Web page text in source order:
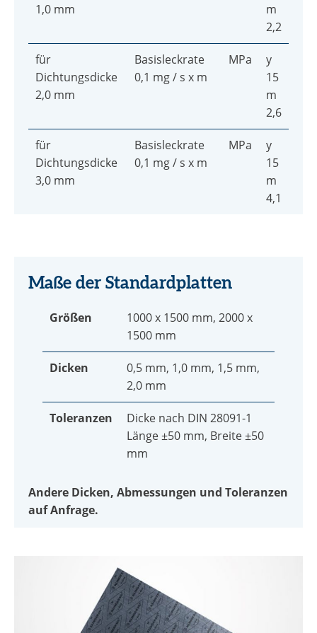
1,0 mm
m
2,2
für
Dichtungsdicke
2,0 mm
Basisleckrate
0,1 mg / s x m
MPa
y
15
m
2,6
für
Dichtungsdicke
3,0 mm
Basisleckrate
0,1 mg / s x m
MPa
y
15
m
4,1
Maße der Standardplatten
Größen
1000 x 1500 mm, 2000 x
1500 mm
Dicken
0,5 mm, 1,0 mm, 1,5 mm,
2,0 mm
Toleranzen
Dicke nach DIN 28091-1
Länge ±50 mm, Breite ±50
mm
Andere Dicken, Abmessungen und Toleranzen
auf Anfrage.